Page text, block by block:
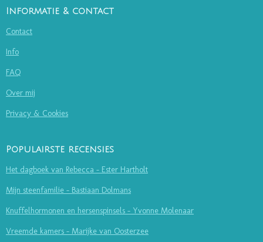
Informatie & contact
Contact
Info
FAQ
Over mij
Privacy & Cookies
Populairste recensies
Het dagboek van Rebecca - Ester Hartholt
Mijn steenfamilie - Bastiaan Dolmans
Knuffelhormonen en hersenspinsels - Yvonne Molenaar
Vreemde kamers - Marijke van Oosterzee